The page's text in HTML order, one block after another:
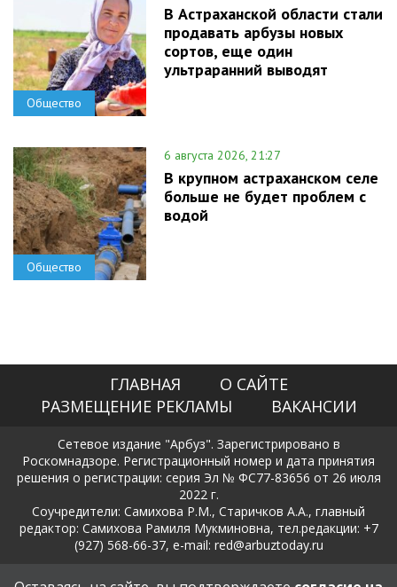
Общество
В Астраханской области стали
продавать арбузы новых
сортов, еще один
ультраранний выводят
Общество
6 августа 2026, 21:27
В крупном астраханском селе
больше не будет проблем с
водой
ГЛАВНАЯ
О САЙТЕ
РАЗМЕЩЕНИЕ РЕКЛАМЫ
ВАКАНСИИ
Сетевое издание "Арбуз". Зарегистрировано в
Роскомнадзоре. Регистрационный номер и дата принятия
решения о регистрации: серия Эл № ФС77-83656 от 26 июля
2022 г.
Соучредители: Самихова Р.М., Старичков А.А., главный
редактор: Самихова Рамиля Мукминовна, тел.редакции: +7
(927) 568-66-37, e-mail: red@arbuztoday.ru
Политика в отношении обработки и защиты персональных